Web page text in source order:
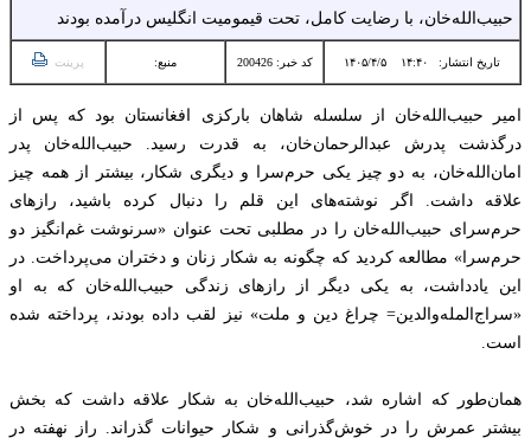
حبیب‌الله‌خان، با رضایت کامل، تحت قیمومیت انگلیس درآمده بودند
تاریخ انتشار: ۱۴:۴۰ ۱۴۰۵/۴/۵ کد خبر: 200426 منبع: پرینت
امیر حبیب‌الله‌خان از سلسله شاهان بارکزی افغانستان بود که پس از
درگذشت پدرش عبدالرحمان‌خان، به قدرت رسید. حبیب‌الله‌خان پدر
امان‌الله‌خان، به دو چیز یکی حرم‌سرا و دیگری شکار، بیشتر از همه چیز
علاقه داشت. اگر نوشته‌های این قلم را دنبال کرده باشید، رازهای
حرم‌سرای حبیب‌الله‌خان را در مطلبی تحت عنوان «سرنوشت غم‌انگیز دو
حرم‌سرا» مطالعه کردید که چگونه به شکار زنان و دختران می‌پرداخت. در
این یادداشت، به یکی دیگر از رازهای زندگی حبیب‌الله‌خان که به او
«سراج‌المله‌و‌الدین= چراغ دین و ملت» نیز لقب داده بودند، پرداخته شده
است.
همان‌طور که اشاره شد، حبیب‌الله‌خان به شکار علاقه داشت که بخش
بیشتر عمرش را در خوش‌گذرانی و شکار حیوانات گذراند. راز نهفته در